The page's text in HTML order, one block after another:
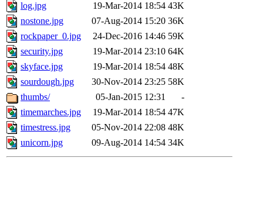
log.jpg
19-Mar-2014 18:54 43K
nostone.jpg
07-Aug-2014 15:20 36K
rockpaper_0.jpg
24-Dec-2016 14:46 59K
security.jpg
19-Mar-2014 23:10 64K
skyface.jpg
19-Mar-2014 18:54 48K
sourdough.jpg
30-Nov-2014 23:25 58K
thumbs/
05-Jan-2015 12:31
-
timemarches.jpg
19-Mar-2014 18:54 47K
timestress.jpg
05-Nov-2014 22:08 48K
unicorn.jpg
09-Aug-2014 14:54 34K